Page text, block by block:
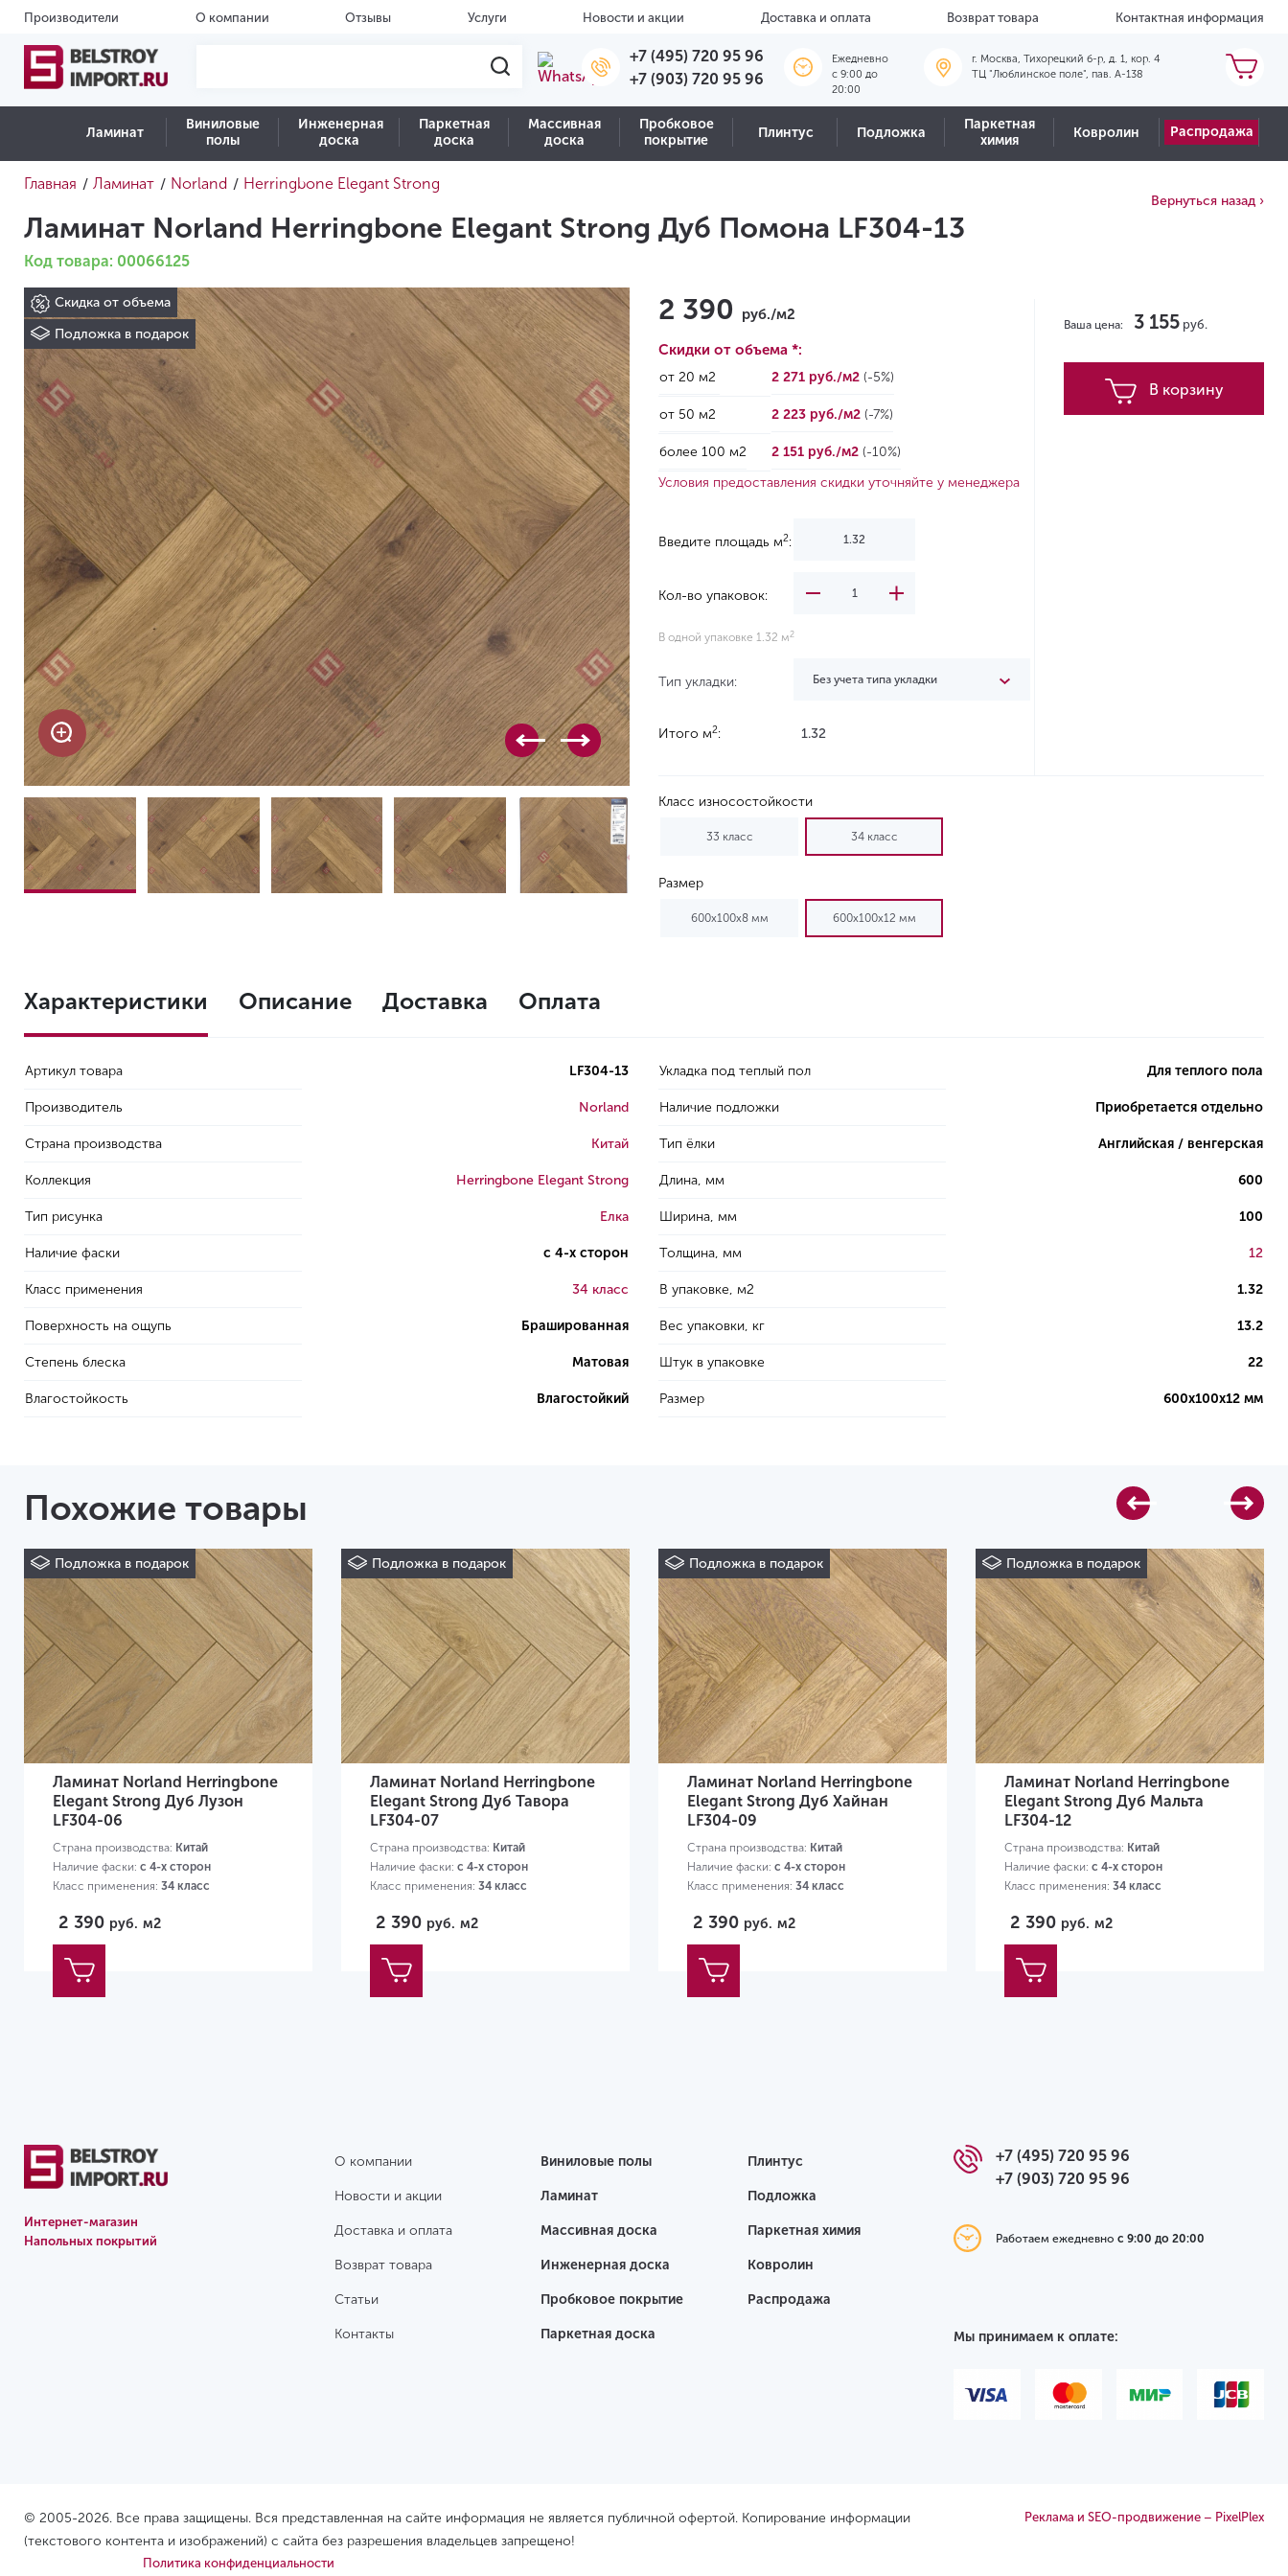
Производители О компании Отзывы Услуги Новости и акции Доставка и оплата Возврат товара Контактная информация
+7 (495) 720 95 96
+7 (903) 720 95 96
Ежедневно
c 9:00 до
20:00
г. Москва, Тихорецкий б-р, д. 1, кор. 4
ТЦ "Люблинское поле", пав. А-138
Ламинат
Виниловые
полы
Инженерная
доска
Паркетная
доска
Массивная
доска
Пробковое
покрытие
Плинтус Подложка
Паркетная
химия
Ковролин Распродажа
Главная / Ламинат / Norland / Herringbone Elegant Strong
Ламинат Norland Herringbone Elegant Strong Дуб Помона LF304-13
Код товара: 00066125
Скидка от объема
Подложка в подарок
Вернуться назад ›
2 390 руб./м2
Скидки от объема *:
от 20 м2 2 271 руб./м2 (-5%)
от 50 м2 2 223 руб./м2 (-7%)
более 100 м2 2 151 руб./м2 (-10%)
Условия предоставления скидки уточняйте у менеджера
Введите площадь м2:
Кол-во упаковок:
В одной упаковке 1.32 м 2
Тип укладки: Без учета типа укладки
Итого м2: 1.32
Ваша цена: 3 155 руб.
В корзину
Класс износостойкости
33 класс 34 класс
Размер
600х100х8 мм 600х100х12 мм
Характеристики Описание Доставка Оплата
Артикул товара LF304-13
Производитель Norland
Страна производства Китай
Коллекция Herringbone Elegant Strong
Тип рисунка Елка
Наличие фаски с 4-х сторон
Класс применения 34 класс
Поверхность на ощупь Брашированная
Степень блеска Матовая
Влагостойкость Влагостойкий
Укладка под теплый пол Для теплого пола
Наличие подложки Приобретается отдельно
Тип ёлки Английская / венгерская
Длина, мм 600
Ширина, мм 100
Толщина, мм 12
В упаковке, м2 1.32
Вес упаковки, кг 13.2
Штук в упаковке 22
Размер 600х100х12 мм
Похожие товары
Подложка в подарок
Ламинат Norland Herringbone
Elegant Strong Дуб Лузон
LF304-06
Страна производства: Китай
Наличие фаски: с 4-х сторон
Класс применения: 34 класс
2 390 руб. м2
Подложка в подарок
Ламинат Norland Herringbone
Elegant Strong Дуб Тавора
LF304-07
Страна производства: Китай
Наличие фаски: с 4-х сторон
Класс применения: 34 класс
2 390 руб. м2
Подложка в подарок
Ламинат Norland Herringbone
Elegant Strong Дуб Хайнан
LF304-09
Страна производства: Китай
Наличие фаски: с 4-х сторон
Класс применения: 34 класс
2 390 руб. м2
Подложка в подарок
Ламинат Norland Herringbone
Elegant Strong Дуб Мальта
LF304-12
Страна производства: Китай
Наличие фаски: с 4-х сторон
Класс применения: 34 класс
2 390 руб. м2
Интернет-магазин
Напольных покрытий
О компании
Новости и акции
Доставка и оплата
Возврат товара
Статьи
Контакты
Виниловые полы
Ламинат
Массивная доска
Инженерная доска
Пробковое покрытие
Паркетная доска
Плинтус
Подложка
Паркетная химия
Ковролин
Распродажа
+7 (495) 720 95 96
+7 (903) 720 95 96
Работаем ежедневнос 9:00 до 20:00
Мы принимаем к оплате:
© 2005-2026. Все права защищены. Вся представленная на сайте информация не является публичной офертой. Копирование информации
(текстового контента и изображений) с сайта без разрешения владельцев запрещено!
Реклама и SEO-продвижение – PixelPlex
Политика конфиденциальности